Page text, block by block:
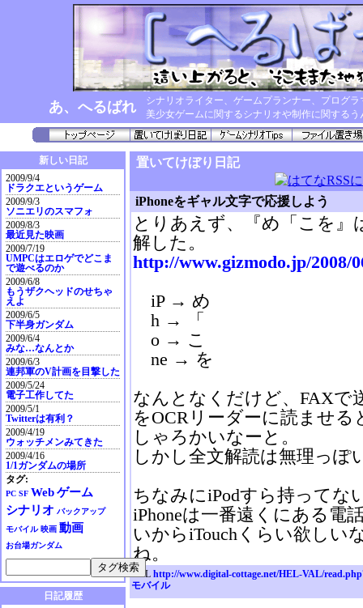
あ、へるばれ
シナリオライター、ゲームプランナー、プログ
美少女ゲームに関するシナリオや制作に関する
置いてけぼり日記
iPhoneをギャル文字で応援しよう
とりあえず、『め「こを』
解した。
http://www.gizmodo.jp/2008/
iP → め
h → 「
o → こ
ne → を
なんとなくだけど、FAXで
をOCRリーダーに読ませ
しゃろかいなーと。
しかし全文解読は無理っぽ
ちなみにiPodすら持ってな
iPhoneは一番遠くにある電
いからiTouchくらい欲しい
ね。
URL http://www.digital-cottage.net/HEL-VAL/
モバイル
新しい日記
2009/9/4
ドラクエというゲーム
2009/9/3
ソニエリのスマフォ
2009/8/3
最近見た映画
2009/7/19
UMPCはエロゲでどこま
で遊べるのか
2009/6/8
もうザクヘッドのせちゃ
えよ
2009/6/5
下半身ガンダム
2009/6/4
みな…なんとか
2009/6/3
連邦軍のV計画を目撃した
2009/5/24
電子工作してた
2009/5/1
Twitterは有利？
2009/4/19
ウォッチメンみてきた
2009/4/16
1/1ガンダムの場所
タグ:
PC SF Webゲーム
シナリオ バックアップ
モバイル 映画 動画
お台場ガンダム
日記履歴